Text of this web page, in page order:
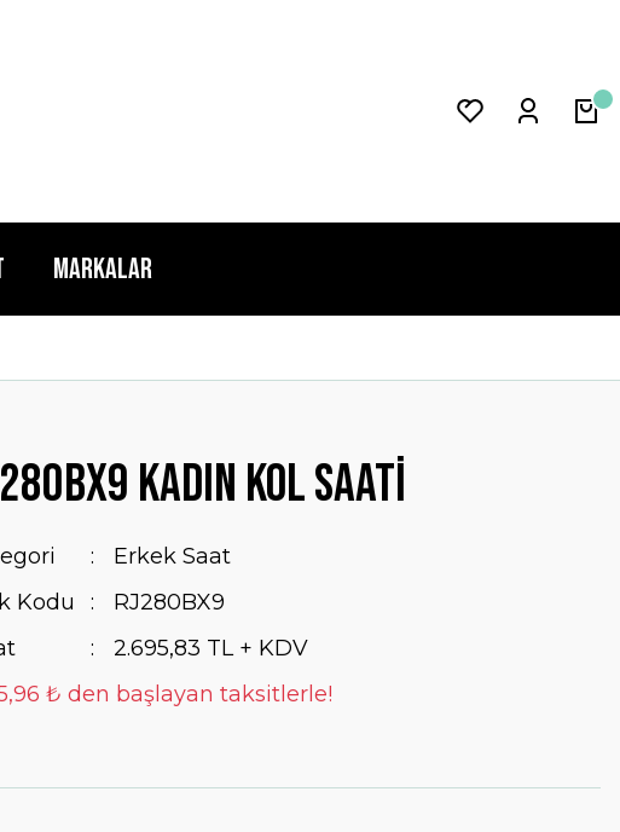
Markalar
Kadın Kol Saati
Erkek Saat
Kodu
RJ280BX9
2.695,83 TL + KDV
₺ den başlayan taksitlerle!